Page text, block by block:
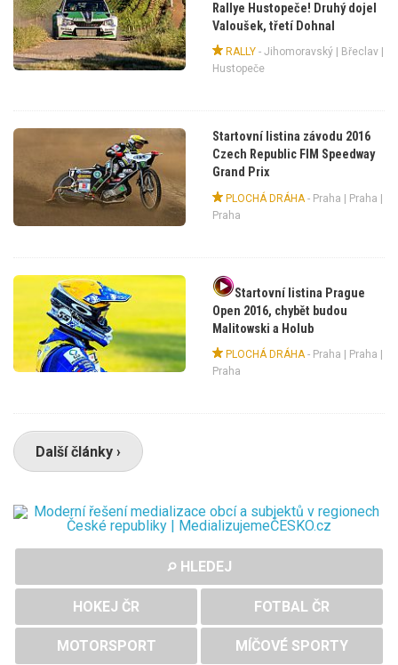
Rallye Hustopeče! Druhý dojel
Valoušek, třetí Dohnal
RALLY - Jihomoravský Břeclav
Hustopeče
Startovní listina závodu 2016
Czech Republic FIM Speedway
Grand Prix
PLOCHÁ DRÁHA - Praha | Praha |
Praha
Startovní listina Prague
Open 2016, chybět budou
Malitowski a Holub
PLOCHÁ DRÁHA - Praha | Praha |
Praha
Další články ›
HLEDEJ
HOKEJ ČR FOTBAL ČR
MOTORSPORT MÍČOVÉ SPORTY